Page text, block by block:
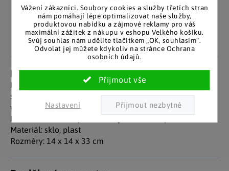
Vážení zákazníci. Soubory cookies a služby třetích stran
nám pomáhají lépe optimalizovat naše služby,
produktovou nabídku a zájmové reklamy pro váš
maximální zážitek z nákupu v eshopu Velkého košíku.
Svůj souhlas nám udělíte tlačítkem „OK, souhlasím“.
Odvolat jej můžete kdykoliv na stránce Ochrana
osobních údajů.
Nastavení
zákazníků
Za desítky let na trhu jsme
nasbírali stovky tisíc
spokojených zákazníků.
Z českých skladů pro české
zákazníky. Značkové zboží
se zárukou původu.
Detailní popis produktu
Dekorativní černá lucerna v jednoduchém elegantním
stylu, jejíž součástí je také LED svíčka. Vhodné pouze pro
vnitřní použití.
Provoz na baterie (3x AAA, nejsou součástí).
Materiál: sklo, plast
Rozměry: 14 x 14 x 33 cm